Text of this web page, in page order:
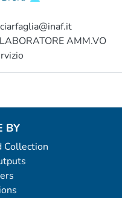
AMM.VO
BY
Collection